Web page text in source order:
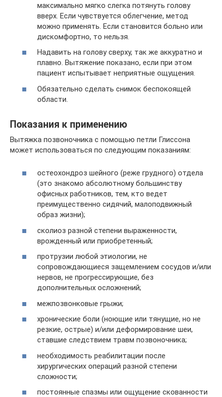
максимально мягко слегка потянуть голову
вверх. Если чувствуется облегчение, метод
можно применять. Если становится больно или
дискомфортно, то нельзя.
Надавить на голову сверху, так же аккуратно и
плавно. Вытяжение показано, если при этом
пациент испытывает неприятные ощущения.
Обязательно сделать снимок беспокоящей
области.
Показания к применению
Вытяжка позвоночника с помощью петли Глиссона
может использоваться по следующим показаниям:
остеохондроз шейного (реже грудного) отдела
(это знакомо абсолютному большинству
офисных работников, тем, кто ведет
преимущественно сидячий, малоподвижный
образ жизни);
сколиоз разной степени выраженности,
врожденный или приобретенный;
протрузии любой этиологии, не
сопровождающиеся защемлением сосудов и/или
нервов, не прогрессирующие, без
дополнительных осложнений;
межпозвонковые грыжи;
хронические боли (ноющие или тянущие, но не
резкие, острые) и/или деформирование шеи,
ставшие следствием травм позвоночника;
необходимость реабилитации после
хирургических операций разной степени
сложности;
постоянные спазмы или ощущение скованности